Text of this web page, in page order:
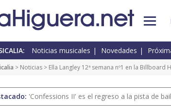
Noticias musicales Novedades
> Noticias > Ella Langley 12ª semana nº1 en la Billboard
'Confessions II' es el regreso a la pista de